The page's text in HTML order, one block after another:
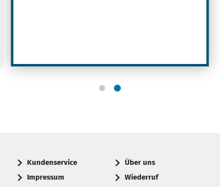
Kundenservice
Impressum
Über uns
Wiederruf